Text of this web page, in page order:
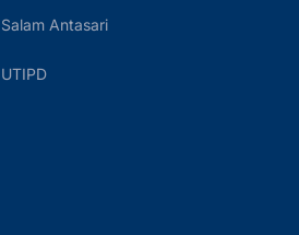
Salam Antasari
UTIPD